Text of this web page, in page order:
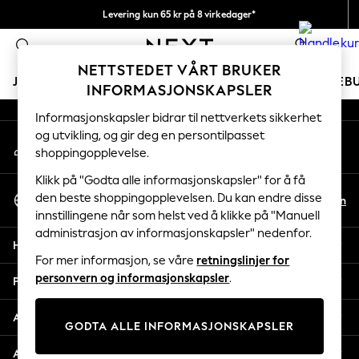
Levering kun 65 kr på 8 virkedager*
Vi betaler alle tollavgifter 0
JENTER GUTTER BABY KVINNER MENN
GIRLS
New In
50 - 92cm
98 - 110cm
116 - 134cm
140 - 174cm
Trending: Top & Short Sets
Trending: Clogs
Toy Story
THE SET
Coats & Jackets
Sweatshirts & Hoodies
An error occurred on client
Våre sosiale nettverk
Min konto
Logg inn på kontoen din
Velg Språk
Norsk
No En
Hjelp
Personvern & Juridisk
Avdelinger
Andre tjenester
NETTSTEDET VÅRT BRUKER
INFORMASJONSKAPSLER
Informasjonskapsler bidrar til nettverkets sikkerhet
og utvikling, og gir deg en persontilpasset
shoppingopplevelse.
Klikk på "Godta alle informasjonskapsler" for å få
den beste shoppingopplevelsen. Du kan endre disse
innstillingene når som helst ved å klikke på "Manuell
administrasjon av informasjonskapsler" nedenfor.
For mer informasjon, se våre retningslinjer for
personvern og informasjonskapsler.
GODTA ALLE INFORMASJONSKAPSLER